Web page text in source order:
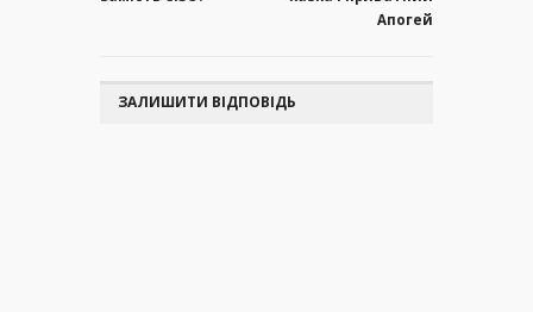
Апогей
ЗАЛИШИТИ ВІДПОВІДЬ